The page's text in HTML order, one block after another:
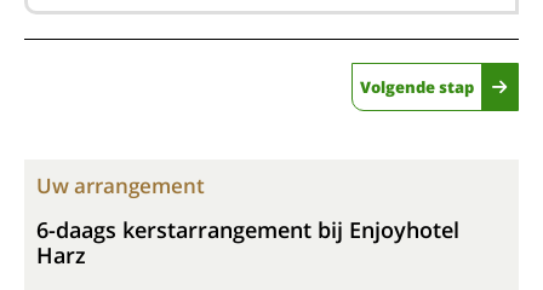
Volgende stap
Uw arrangement
6-daags kerstarrangement bij Enjoyhotel
Harz